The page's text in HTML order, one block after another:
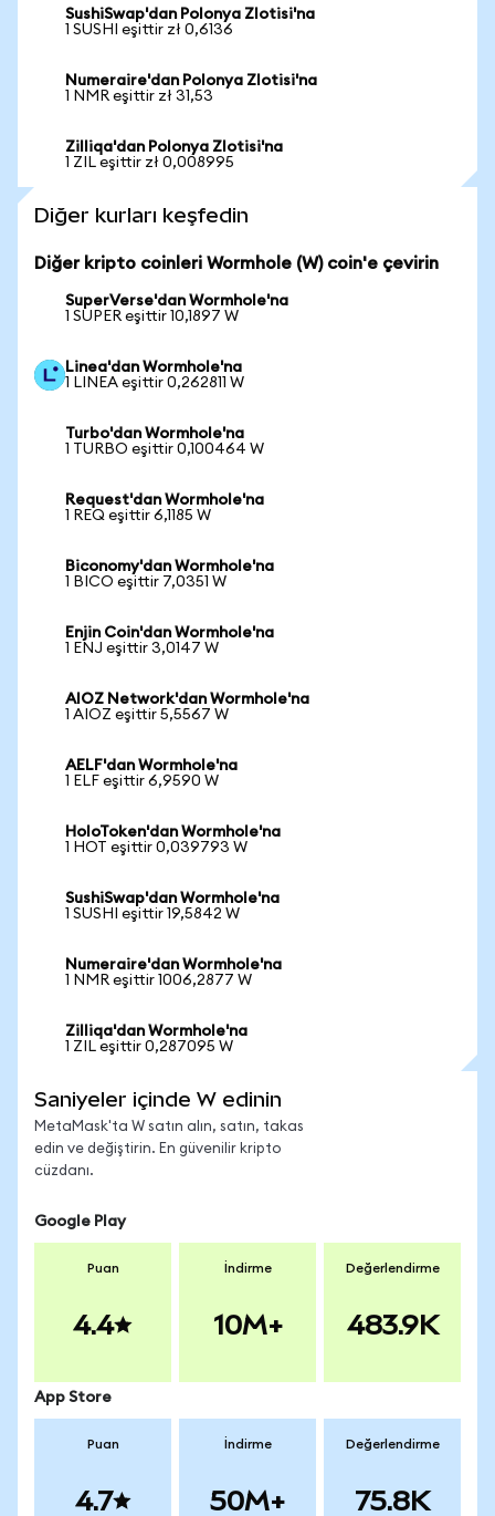
SushiSwap'dan Polonya Zlotisi'na
1 SUSHI eşittir zł 0,6136
Numeraire'dan Polonya Zlotisi'na
1 NMR eşittir zł 31,53
Zilliqa'dan Polonya Zlotisi'na
1 ZIL eşittir zł 0,008995
Diğer kurları keşfedin
Diğer kripto coinleri Wormhole (W) coin'e çevirin
SuperVerse'dan Wormhole'na
1 SUPER eşittir 10,1897 W
Linea'dan Wormhole'na
1 LINEA eşittir 0,262811 W
Turbo'dan Wormhole'na
1 TURBO eşittir 0,100464 W
Request'dan Wormhole'na
1 REQ eşittir 6,1185 W
Biconomy'dan Wormhole'na
1 BICO eşittir 7,0351 W
Enjin Coin'dan Wormhole'na
1 ENJ eşittir 3,0147 W
AIOZ Network'dan Wormhole'na
1 AIOZ eşittir 5,5567 W
AELF'dan Wormhole'na
1 ELF eşittir 6,9590 W
HoloToken'dan Wormhole'na
1 HOT eşittir 0,039793 W
SushiSwap'dan Wormhole'na
1 SUSHI eşittir 19,5842 W
Numeraire'dan Wormhole'na
1 NMR eşittir 1006,2877 W
Zilliqa'dan Wormhole'na
1 ZIL eşittir 0,287095 W
Saniyeler içinde W edinin
MetaMask'ta W satın alın, satın, takas
edin ve değiştirin. En güvenilir kripto
cüzdanı.
Google Play
Puan
4.4
İndirme
10M+
Değerlendirme
483.9K
App Store
Puan
4.7
İndirme
50M+
Değerlendirme
75.8K